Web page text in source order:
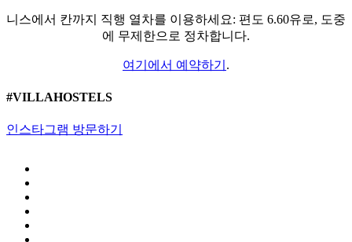
니스에서 칸까지 직행 열차를 이용하세요: 편도 6.60유로, 도중
에 무제한으로 정차합니다.
여기에서 예약하기 .
#VILLAHOSTELS
인스타그램 방문하기